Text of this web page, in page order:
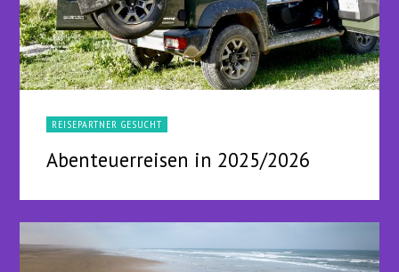
REISEPARTNER GESUCHT
Abenteuerreisen in 2025/2026